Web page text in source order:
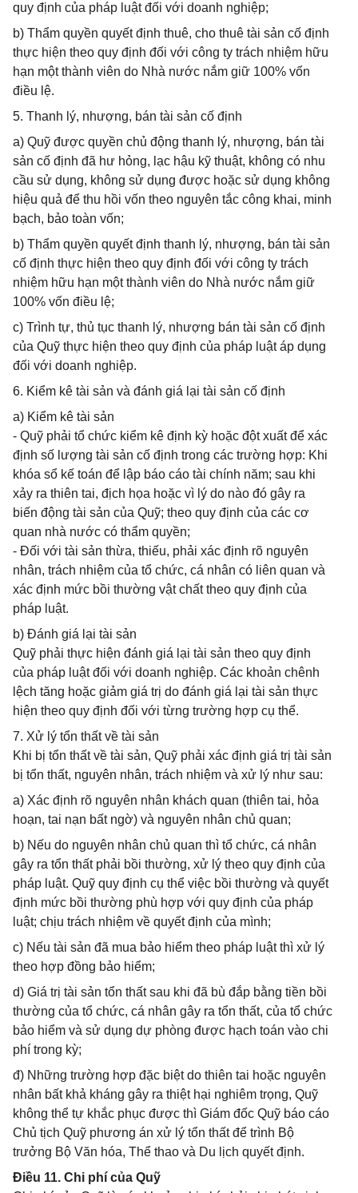
quy định của pháp luật đối với doanh nghiệp;
b) Thẩm quyền quyết định thuê, cho thuê tài sản cố định
thực hiện theo quy định đối với công ty trách nhiệm hữu
hạn một thành viên do Nhà nước nắm giữ 100% vốn
điều lệ.
5. Thanh lý, nhượng, bán tài sản cố định
a) Quỹ được quyền chủ động thanh lý, nhượng, bán tài
sản cố định đã hư hỏng, lạc hậu kỹ thuật, không có nhu
cầu sử dụng, không sử dụng được hoặc sử dụng không
hiệu quả để thu hồi vốn theo nguyên tắc công khai, minh
bạch, bảo toàn vốn;
b) Thẩm quyền quyết định thanh lý, nhượng, bán tài sản
cố định thực hiện theo quy định đối với công ty trách
nhiệm hữu hạn một thành viên do Nhà nước nắm giữ
100% vốn điều lệ;
c) Trình tự, thủ tục thanh lý, nhượng bán tài sản cố định
của Quỹ thực hiện theo quy định của pháp luật áp dụng
đối với doanh nghiệp.
6. Kiểm kê tài sản và đánh giá lại tài sản cố định
a) Kiểm kê tài sản
- Quỹ phải tổ chức kiểm kê định kỳ hoặc đột xuất để xác
định số lượng tài sản cố định trong các trường hợp: Khi
khóa sổ kế toán để lập báo cáo tài chính năm; sau khi
xảy ra thiên tai, địch họa hoặc vì lý do nào đó gây ra
biến động tài sản của Quỹ; theo quy định của các cơ
quan nhà nước có thẩm quyền;
- Đối với tài sản thừa, thiếu, phải xác định rõ nguyên
nhân, trách nhiệm của tổ chức, cá nhân có liên quan và
xác định mức bồi thường vật chất theo quy định của
pháp luật.
b) Đánh giá lại tài sản
Quỹ phải thực hiện đánh giá lại tài sản theo quy định
của pháp luật đối với doanh nghiệp. Các khoản chênh
lệch tăng hoặc giảm giá trị do đánh giá lại tài sản thực
hiện theo quy định đối với từng trường hợp cụ thể.
7. Xử lý tổn thất về tài sản
Khi bị tổn thất về tài sản, Quỹ phải xác định giá trị tài sản
bị tổn thất, nguyên nhân, trách nhiệm và xử lý như sau:
a) Xác định rõ nguyên nhân khách quan (thiên tai, hỏa
hoạn, tai nạn bất ngờ) và nguyên nhân chủ quan;
b) Nếu do nguyên nhân chủ quan thì tổ chức, cá nhân
gây ra tổn thất phải bồi thường, xử lý theo quy định của
pháp luật. Quỹ quy định cụ thể việc bồi thường và quyết
định mức bồi thường phù hợp với quy định của pháp
luật; chịu trách nhiệm về quyết định của mình;
c) Nếu tài sản đã mua bảo hiểm theo pháp luật thì xử lý
theo hợp đồng bảo hiểm;
d) Giá trị tài sản tổn thất sau khi đã bù đắp bằng tiền bồi
thường của tổ chức, cá nhân gây ra tổn thất, của tổ chức
bảo hiểm và sử dụng dự phòng được hạch toán vào chi
phí trong kỳ;
đ) Những trường hợp đặc biệt do thiên tai hoặc nguyên
nhân bất khả kháng gây ra thiệt hại nghiêm trọng, Quỹ
không thể tự khắc phục được thì Giám đốc Quỹ báo cáo
Chủ tịch Quỹ phương án xử lý tổn thất để trình Bộ
trưởng Bộ Văn hóa, Thể thao và Du lịch quyết định.
Điều 11. Chi phí của Quỹ